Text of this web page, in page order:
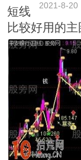
2021-8-20
短线
比较好用的主